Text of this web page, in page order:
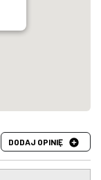
DODAJ OPINIĘ